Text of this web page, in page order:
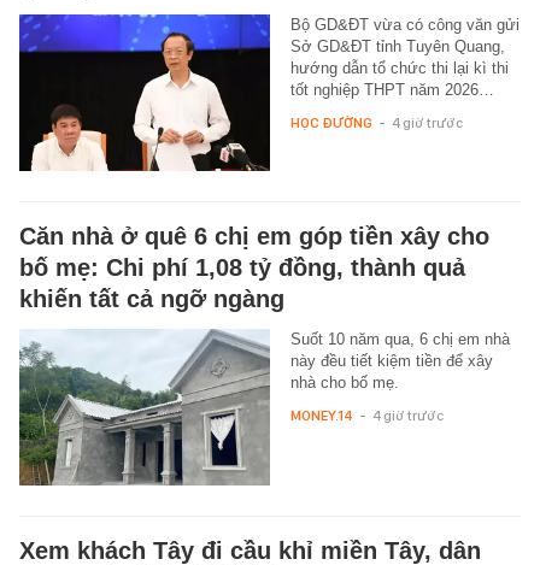
Bộ GD&ĐT vừa có công văn gửi
Sở GD&ĐT tỉnh Tuyên Quang,
hướng dẫn tổ chức thi lại kì thi
tốt nghiệp THPT năm 2026…
HỌC ĐƯỜNG - 4 giờ trước
Căn nhà ở quê 6 chị em góp tiền xây cho
bố mẹ: Chi phí 1,08 tỷ đồng, thành quả
khiến tất cả ngỡ ngàng
Suốt 10 năm qua, 6 chị em nhà
này đều tiết kiệm tiền để xây
nhà cho bố mẹ.
MONEY.14 - 4 giờ trước
Xem khách Tây đi cầu khỉ miền Tây, dân